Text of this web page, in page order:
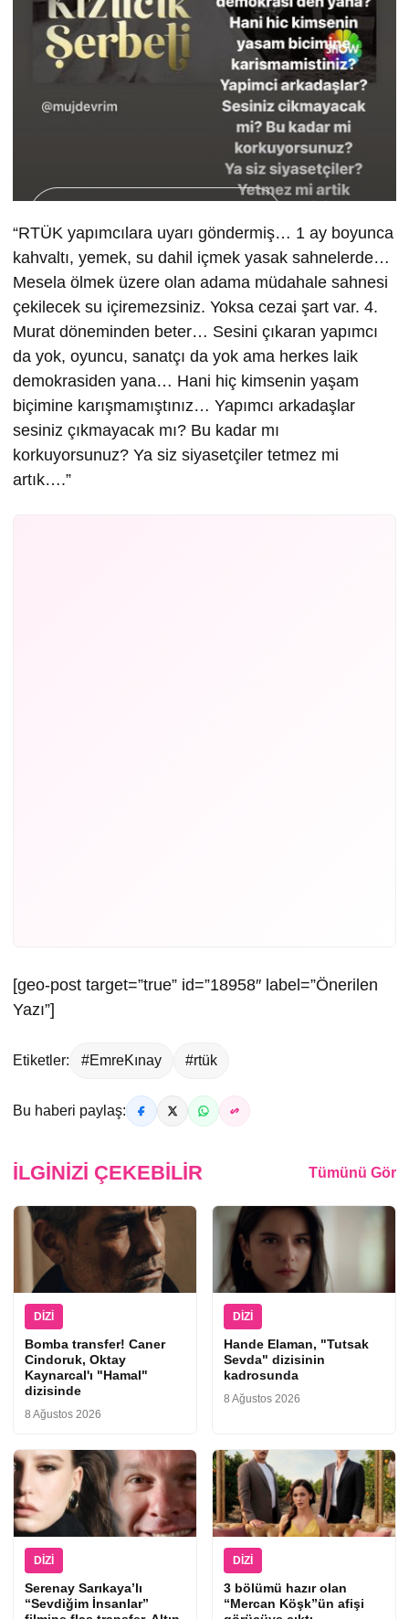
“RTÜK yapımcılara uyarı göndermiş… 1 ay boyunca
kahvaltı, yemek, su dahil içmek yasak sahnelerde…
Mesela ölmek üzere olan adama müdahale sahnesi
çekilecek su içiremezsiniz. Yoksa cezai şart var. 4.
Murat döneminden beter… Sesini çıkaran yapımcı
da yok, oyuncu, sanatçı da yok ama herkes laik
demokrasiden yana… Hani hiç kimsenin yaşam
biçimine karışmamıştınız… Yapımcı arkadaşlar
sesiniz çıkmayacak mı? Bu kadar mı
korkuyorsunuz? Ya siz siyasetçiler tetmez mi
artık….”
[geo-post target=”true” id=”18958″ label=”Önerilen
Yazı”]
Etiketler: #EmreKınay #rtük
Bu haberi paylaş:
İLGINIZI ÇEKEBILIR Tümünü Gör
DIZI
Bomba transfer! Caner
Cindoruk, Oktay
Kaynarcal'ı "Hamal"
dizisinde
8 Ağustos 2026
DIZI
Hande Elaman, "Tutsak
Sevda" dizisinin
kadrosunda
8 Ağustos 2026
DIZI
Serenay Sarıkaya’lı
“Sevdiğim İnsanlar”
DIZI
3 bölümü hazır olan
“Mercan Köşk”ün afişi